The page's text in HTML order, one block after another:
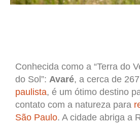
Conhecida como a “Terra do
do Sol”: Avaré, a cerca de
paulista, é um ótimo destino
contato com a natureza para
São Paulo. A cidade abriga a